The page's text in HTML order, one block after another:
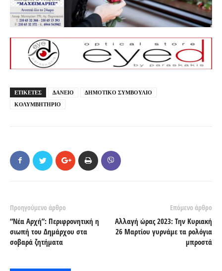
ΕΤΙΚΕΤΕΣ ΔΑΝΕΙΟ
ΔΗΜΟΤΙΚΟ ΣΥΜΒΟΥΛΙΟ
ΚΟΛΥΜΒΗΤΗΡΙΟ
Προηγούμενο άρθρο
“Νέα Αρχή”: Περιφρονητική η
σιωπή του Δημάρχου στα
σοβαρά ζητήματα
Επόμενο άρθρο
Αλλαγή ώρας 2023: Την Κυριακή
26 Μαρτίου γυρνάμε τα ρολόγια
μπροστά